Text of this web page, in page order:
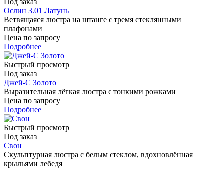
Под заказ
Ослин 3.01 Латунь
Ветвящаяся люстра на штанге с тремя стеклянными
плафонами
Цена по запросу
Подробнее
Быстрый просмотр
Под заказ
Джей-C Золото
Выразительная лёгкая люстра с тонкими рожками
Цена по запросу
Подробнее
Быстрый просмотр
Под заказ
Свон
Скульптурная люстра с белым стеклом, вдохновлённая
крыльями лебедя